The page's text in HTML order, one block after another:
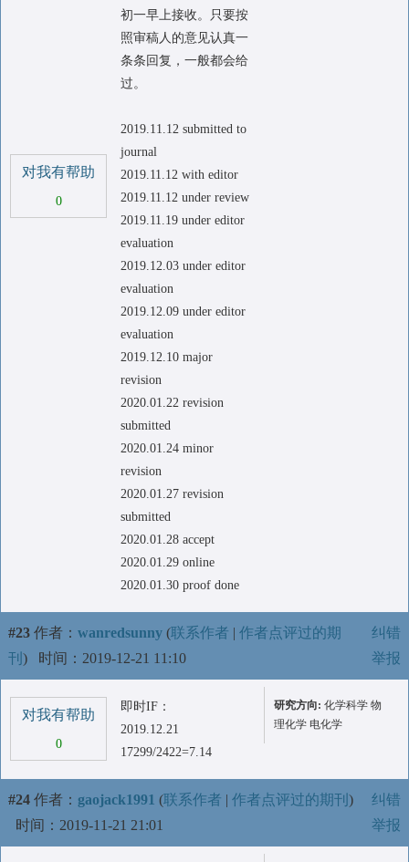
对我有帮助
0
初一早上接收。只要按
照审稿人的意见认真一
条条回复，一般都会给
过。
2019.11.12 submitted to
journal
2019.11.12 with editor
2019.11.12 under review
2019.11.19 under editor
evaluation
2019.12.03 under editor
evaluation
2019.12.09 under editor
evaluation
2019.12.10 major
revision
2020.01.22 revision
submitted
2020.01.24 minor
revision
2020.01.27 revision
submitted
2020.01.28 accept
2020.01.29 online
2020.01.30 proof done
#23 作者： wanredsunny (联系作者 | 作者点评过的期
刊 ) 时间：2019-12-21 11:10
纠错
举报
对我有帮助
0
即时IF：
2019.12.21
17299/2422=7.14
研究方向: 化学科学 物
理化学 电化学
#24 作者： gaojack1991 (联系作者 | 作者点评过的期刊 )
时间：2019-11-21 21:01
纠错
举报